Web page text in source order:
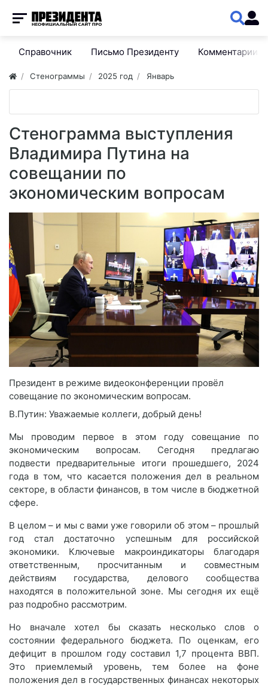
Справочник Письмо Президенту Комментарии
Стенограммы 2025 год Январь
Стенограмма выступления
Владимира Путина на
совещании по
экономическим вопросам
Президент в режиме видеоконференции провёл
совещание по экономическим вопросам.
В.Путин: Уважаемые коллеги, добрый день!
Мы проводим первое в этом году совещание по
экономическим вопросам. Сегодня предлагаю
подвести предварительные итоги прошедшего, 2024
года в том, что касается положения дел в реальном
секторе, в области финансов, в том числе в бюджетной
сфере.
В целом – и мы с вами уже говорили об этом – прошлый
год стал достаточно успешным для российской
экономики. Ключевые макроиндикаторы благодаря
ответственным, просчитанным и совместным
действиям государства, делового сообщества
находятся в положительной зоне. Мы сегодня их ещё
раз подробно рассмотрим.
Но вначале хотел бы сказать несколько слов о
состоянии федерального бюджета. По оценкам, его
дефицит в прошлом году составил 1,7 процента ВВП.
Это приемлемый уровень, тем более на фоне
положения дел в государственных финансах некоторых